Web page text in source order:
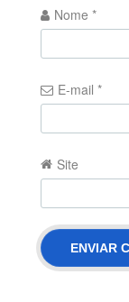
Nome *
E-mail *
Site